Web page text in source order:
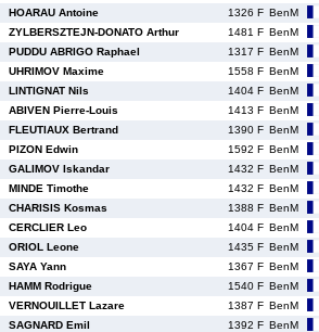
HOARAU Antoine 1326 F BenM
ZYLBERSZTEJN-DONATO Arthur 1481 F BenM
PUDDU ABRIGO Raphael 1317 F BenM
UHRIMOV Maxime 1558 F BenM
LINTIGNAT Nils 1404 F BenM
ABIVEN Pierre-Louis 1413 F BenM
FLEUTIAUX Bertrand 1390 F BenM
PIZON Edwin 1592 F BenM
GALIMOV Iskandar 1432 F BenM
MINDE Timothe 1432 F BenM
CHARISIS Kosmas 1388 F BenM
CERCLIER Leo 1404 F BenM
ORIOL Leone 1435 F BenM
SAYA Yann 1367 F BenM
HAMM Rodrigue 1540 F BenM
VERNOUILLET Lazare 1387 F BenM
SAGNARD Emil 1392 F BenM